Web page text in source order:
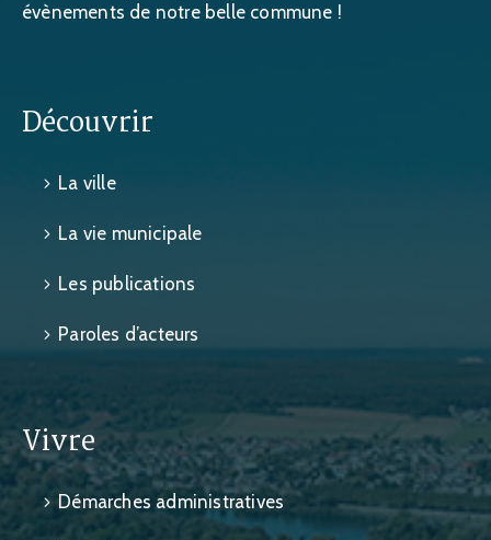
évènements de notre belle commune !
Découvrir
La ville
La vie municipale
Les publications
Paroles d’acteurs
Vivre
Démarches administratives